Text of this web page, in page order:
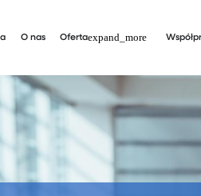
O nas Oferta